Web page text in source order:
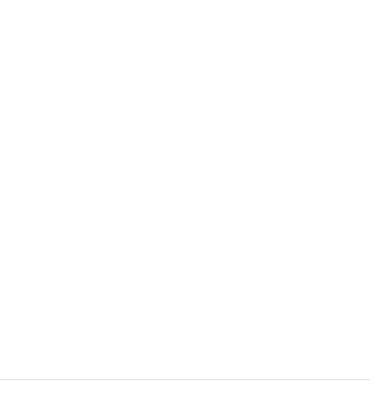
Druckposition CMYK